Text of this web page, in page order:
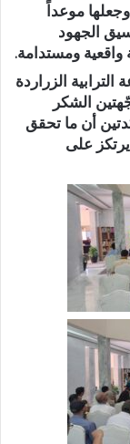
موعداً
الجهود
واقعية ومستدامة.
الزراردة
الشكر
أن ما تحقق
على